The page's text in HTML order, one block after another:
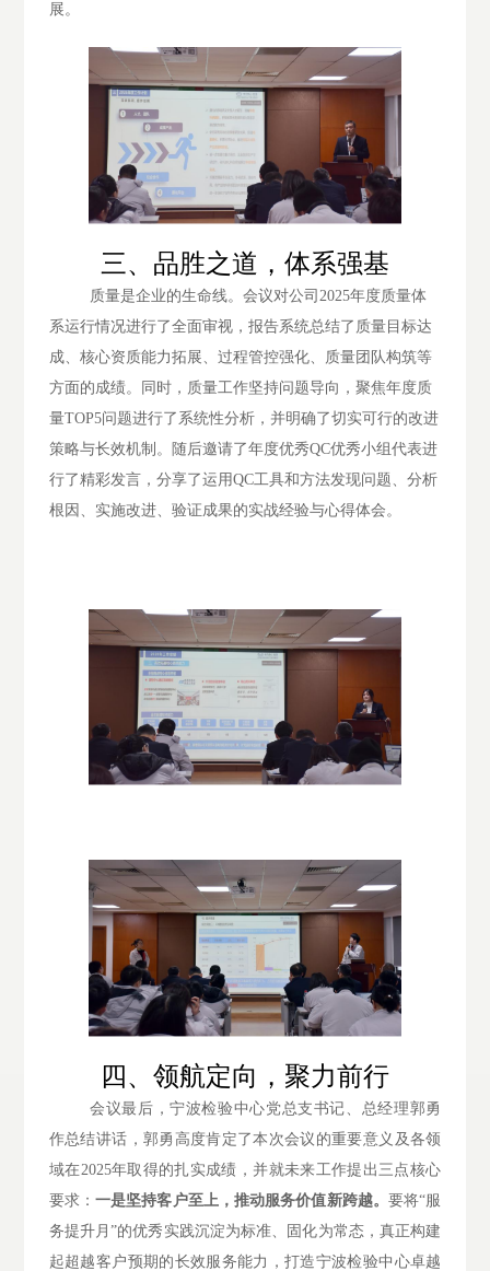
展。
三、品胜之道，体系强基
质量是企业的生命线。会议对公司 2025年度质量体
系运行情况进行了全面审视，报告系统总结了质量目标达
成、核心资质能力拓展、过程管控强化、质量团队构筑等
方面的成绩。同时，质量工作坚持问题导向，聚焦年度质
量TOP5问题进行了系统性分析，并明确了切实可行的改进
策略与长效机制。随后邀请了年度优秀QC优秀小组代表进
行了精彩发言，分享了运用QC工具和方法发现问题、分析
根因、实施改进、验证成果的实战经验与心得体会。
四、 领航定向，聚力前行
会议最后，宁波检验中心党总支书记、总经理郭勇
作总结讲话，郭勇高度肯定了本次会议的重要意义及各领
域在2025年取得的扎实成绩，并就未来工作提出三点核心
要求：一是坚持客户至上，推动服务价值新跨越。 要将“服
务提升月”的优秀实践沉淀为标准、固化为常态，真正构建
起超越客户预期的长效服务能力，打造宁波检验中心卓越